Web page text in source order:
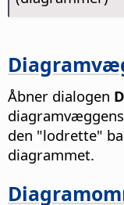
Åbner dialogen
den "lodrette"
diagrammet.